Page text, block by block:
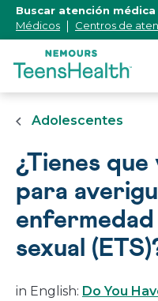
[Skip
Content]
Buscar atención médica
Médicos
Centros de
Adolescentes
¿Tienes
para
sexual
in English: Do You